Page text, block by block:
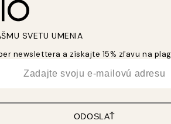
SVETU UMENIA
newslettera a získajte 15% zľavu na
ODOSLAŤ